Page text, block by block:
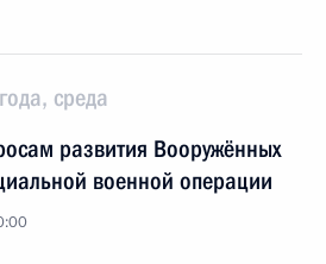
среда
развития Вооружённых
военной операции